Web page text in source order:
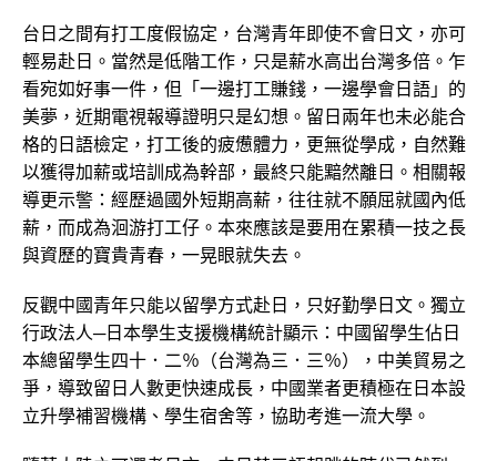
台日之間有打工度假協定，台灣青年即使不會日文，亦可
輕易赴日。當然是低階工作，只是薪水高出台灣多倍。乍
看宛如好事一件，但「一邊打工賺錢，一邊學會日語」的
美夢，近期電視報導證明只是幻想。留日兩年也未必能合
格的日語檢定，打工後的疲憊體力，更無從學成，自然難
以獲得加薪或培訓成為幹部，最終只能黯然離日。相關報
導更示警：經歷過國外短期高薪，往往就不願屈就國內低
薪，而成為洄游打工仔。本來應該是要用在累積一技之長
與資歷的寶貴青春，一晃眼就失去。
反觀中國青年只能以留學方式赴日，只好勤學日文。獨立
行政法人─日本學生支援機構統計顯示：中國留學生佔日
本總留學生四十．二％（台灣為三．三％），中美貿易之
爭，導致留日人數更快速成長，中國業者更積極在日本設
立升學補習機構、學生宿舍等，協助考進一流大學。